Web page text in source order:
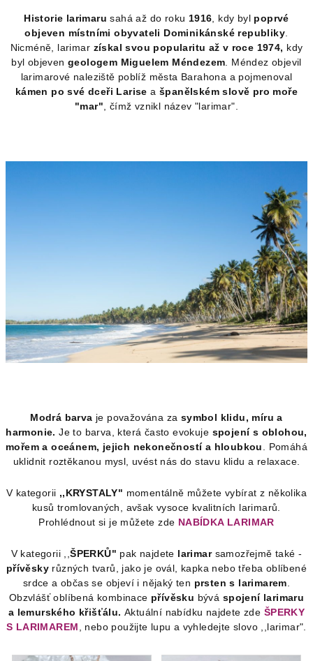
Historie larimaru sahá až do roku 1916 , kdy byl poprvé
objeven místními obyvateli Dominikánské republiky
Nicméně, larimar získal svou popularitu až v roce 1974, kdy
byl objeven geologem Miguelem Méndezem . Méndez objevil
larimarové naleziště poblíž města Barahona a pojmenoval
kámen po své dceři Larise ašpanělském slově pro moře
"mar" , čímž vznikl název "larimar".
Modrá barva je považována za symbol klidu, míru a
harmonie. Je to barva, která často evokuje spojení s oblohou,
mořem a oceánem, jejich nekonečností a hloubkou
. Pomáhá
uklidnit roztěkanou mysl, uvést nás do stavu klidu a relaxace.
V kategorii ,,KRYSTALY" momentálně můžete vybírat z několika
kusů tromlovaných, avšak vysoce kvalitních larimarů.
Prohlédnout si je můžete zde NABÍDKA LARIMAR
V kategorii ,,ŠPERKŮ" pak najdete larimarsamozřejmě také -
přívěsky různých tvarů, jako je ovál, kapka nebo třeba oblíbené
srdce a občas se objeví i nějaký ten prsten s larimarem
Obzvlášť oblíbená kombinace přívěsku bývá spojení larimaru
a lemurského křišťálu.Aktuální nabídku najdete zde ŠPERKY
S LARIMAREM , nebo použijte lupu a vyhledejte slovo ,,larimar".